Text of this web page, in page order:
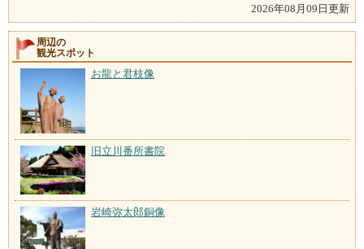
2026年08月09日更新
周辺の
観光スポット
お龍と君枝像
旧立川番所書院
岩崎弥太郎銅像